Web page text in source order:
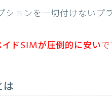
ョンを一切付けないプラ
イドSIMが圧倒的に安いで
は